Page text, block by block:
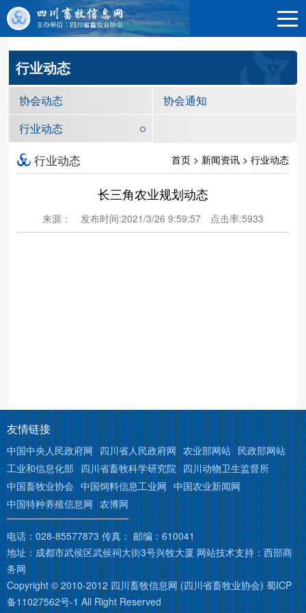
行业动态
协会动态
协会通知
行业动态
行业动态 首页 > 新闻资讯 > 行业动态
长三角农业规划动态
来源： 发布时间:2021/3/26 9:59:57 点击率:5933
友情链接
中国中央人民政府网 四川省人民政府网 农业部网站 民政部网站
工业和信息化部 四川省畜牧科学研究院 四川动物卫生监督所
中国畜牧业协会 中国饲料信息工业网 中国农业新闻网
中国特种养殖信息网 农博网
电话：028-85577873 传真： 邮编：610041
地址：成都市武侯区武侯祠大街3号兴牧大厦 网站技术支持：西部商
务网
Copyright © 2010-2012 四川畜牧信息网 (四川省畜牧业协会)蜀ICP
备11027562号-1All Right Reserved